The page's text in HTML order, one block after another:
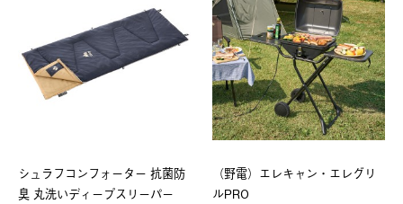
シュラフコンフォーター 抗菌防
臭 丸洗いディープスリーパー
（野電）エレキャン・エレグリ
ルPRO